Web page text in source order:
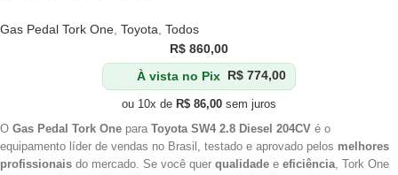
Gas Pedal Tork One Toyota Todos
R$ 860,00
À vista no Pix R$ 774,00
ou 10x de R$86,00sem juros
O Gas Pedal Tork One para Toyota SW4 2.8 Diesel 204CV é o
equipamento líder de vendas no Brasil, testado e aprovado pelos melhores
profissionais do mercado. Se você quer qualidade e eficiência, Tork One